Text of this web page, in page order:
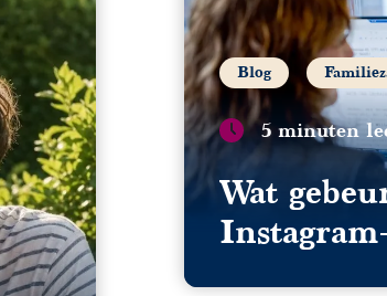
Blog
5 minuten
Wat